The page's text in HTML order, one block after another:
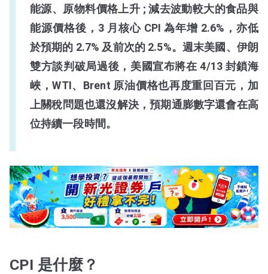
能源、原物料價格上升 ; 減去波動較大的食品與
能源價格後，3 月核心 CPI 為年增 2.6%，亦低
於預期的 2.7% 及前次的 2.5%。週末美國、伊朗
雙方談判破局過後，美國宣布將在 4/13 封鎖海
峽，WTI、Brent 原油價格也再度重回百元，加
上關稅問題也還沒解決，預期通膨數字還會在高
位持續一段時間。
CPI 是什麼？